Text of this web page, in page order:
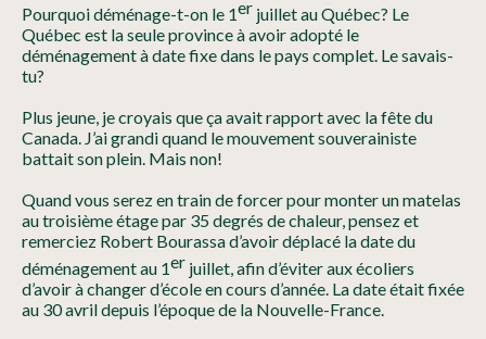
Pourquoi déménage-t-on le 1er juillet au Québec? Le
Québec est la seule province à avoir adopté le
déménagement à date fixe dans le pays complet. Le savais-
tu?
Plus jeune, je croyais que ça avait rapport avec la fête du
Canada. J’ai grandi quand le mouvement souverainiste
battait son plein. Mais non!
Quand vous serez en train de forcer pour monter un matelas
au troisième étage par 35 degrés de chaleur, pensez et
remerciez Robert Bourassa d’avoir déplacé la date du
déménagement au 1er juillet, afin d’éviter aux écoliers
d’avoir à changer d’école en cours d’année. La date était fixée
au 30 avril depuis l’époque de la Nouvelle-France.